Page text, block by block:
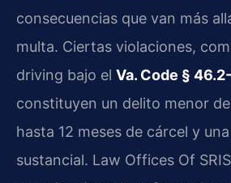
consecuencias que van más
multa. Ciertas violaciones,
driving bajo el Va. Code §
constituyen un delito menor de
hasta 12 meses de cárcel y
sustancial. Law Offices Of